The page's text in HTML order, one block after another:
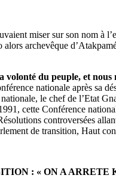
miser sur son nom à
archevêque
volonté du peuple, et
nationale après sa
le chef de l’Etat
cette Conférence
controversées
de transition, Haut
: « ON A ARRETE